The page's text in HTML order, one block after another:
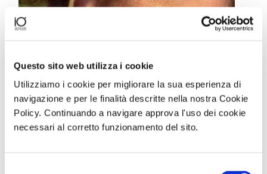
Questo sito web utilizza i cookie
Utilizziamo i cookie per migliorare la sua esperienza di
navigazione e per le finalità descritte nella nostra Cookie
Policy. Continuando a navigare approva l'uso dei cookie
necessari al corretto funzionamento del sito.
Skinology
non solo d'estate, ma in ogni periodo dell'anno, è fondamentale
per la tua Skincare?
Read More